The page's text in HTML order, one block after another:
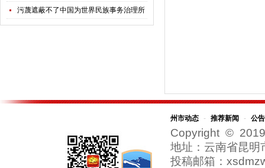
污蔑遮蔽不了中国为世界民族事务治理所
贡献的智慧
州市动态 - 推荐新闻 - 公
Copyright ©
地址：云南省昆
投稿邮箱：